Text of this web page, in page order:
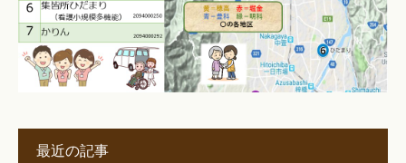
最近の記事